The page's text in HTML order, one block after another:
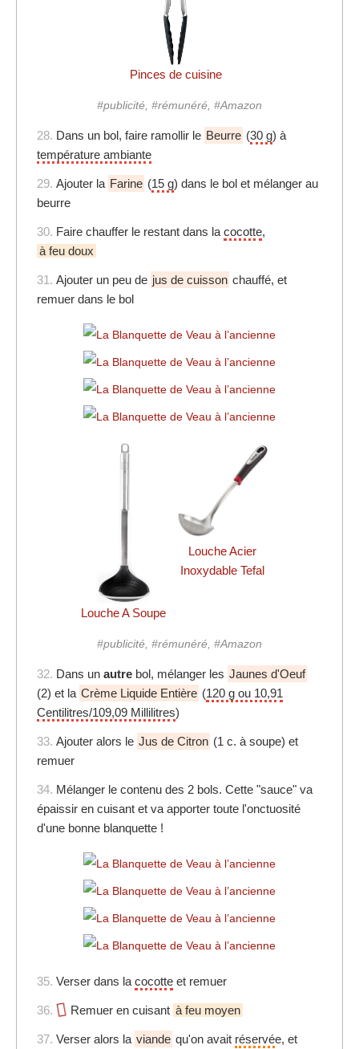
Pinces de cuisine
#publicité, #rémunéré, #Amazon
28. Dans un bol, faire ramollir le Beurre (30 g) à
température ambiante
29. Ajouter la Farine (15 g) dans le bol et mélanger au
beurre
30. Faire chauffer le restant dans la cocotte,
à feu doux
31. Ajouter un peu de jus de cuisson chauffé, et
remuer dans le bol
Louche A Soupe
Louche Acier
Inoxydable Tefal
#publicité, #rémunéré, #Amazon
32. Dans un autre bol, mélanger les Jaunes d'Oeuf
(2) et la Crème Liquide Entière (120 g ou 10,91
Centilitres/109,09 Millilitres)
33. Ajouter alors le Jus de Citron (1 c. à soupe) et
remuer
34. Mélanger le contenu des 2 bols. Cette "sauce" va
épaissir en cuisant et va apporter toute l'onctuosité
d'une bonne blanquette !
35. Verser dans la cocotte et remuer
36. Remuer en cuisant à feu moyen
37. Verser alors la viande qu'on avait réservée, et